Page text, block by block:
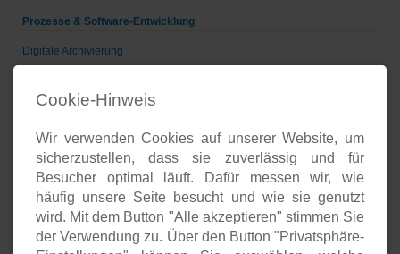
Prozesse & Software-Entwicklung
Digitale Archivierung
Voice-over-IP
Unternehmenspräsenzen
Software-Entwicklung
Onlineshops
Open-Source-Support
Cookie-Hinweis
Wir verwenden Cookies auf unserer Website, um
sicherzustellen, dass sie zuverlässig und für
Besucher optimal läuft. Dafür messen wir, wie
häufig unsere Seite besucht und wie sie genutzt
wird. Mit dem Button "Alle akzeptieren" stimmen Sie
der Verwendung zu. Über den Button "Privatsphäre-